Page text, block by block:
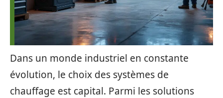
Dans un monde industriel en constante
évolution, le choix des systèmes de
chauffage est capital. Parmi les solutions